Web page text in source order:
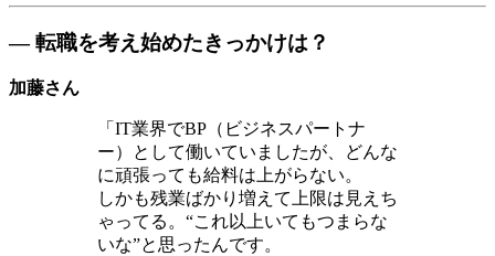
― 転職を考え始めたきっかけは？
加藤さん
「IT業界でBP（ビジネスパートナ
ー）として働いていましたが、どんな
に頑張っても給料は上がらない。
しかも残業ばかり増えて上限は見えち
ゃってる。“これ以上いてもつまらな
いな”と思ったんです。